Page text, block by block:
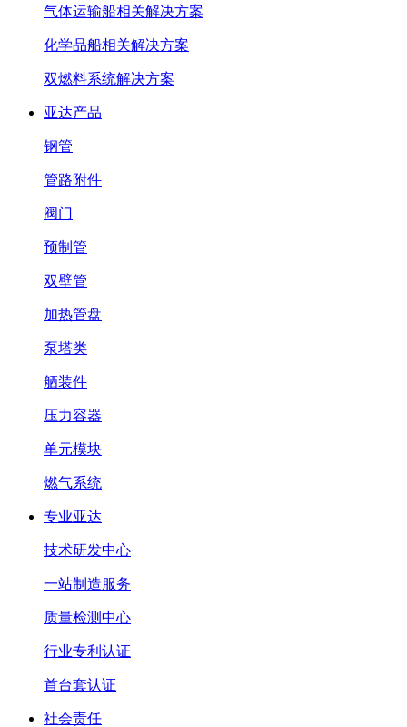
气体运输船相关解决方案
化学品船相关解决方案
双燃料系统解决方案
亚达产品
钢管
管路附件
阀门
预制管
双壁管
加热管盘
泵塔类
舾装件
压力容器
单元模块
燃气系统
专业亚达
技术研发中心
一站制造服务
质量检测中心
行业专利认证
首台套认证
社会责任